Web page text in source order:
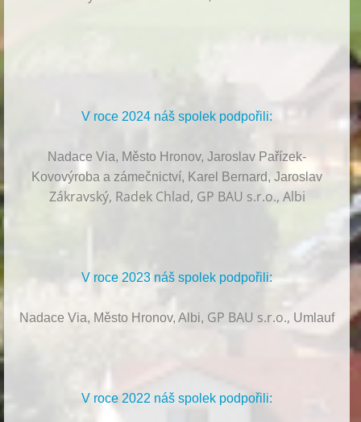
V roce 2024 náš spolek podpořili:
Nadace Via, Město Hronov, Jaroslav Pařízek-
Kovovýroba a zámečnictví, Karel Bernard, Jaroslav
Zákravský, Radek Chlad, GP BAU s.r.o., Albi
V roce 2023 náš spolek podpořili:
Nadace Via, Město Hronov, Albi, GP BAU s.r.o., Umlauf
V roce 2022 náš spolek podpořili: